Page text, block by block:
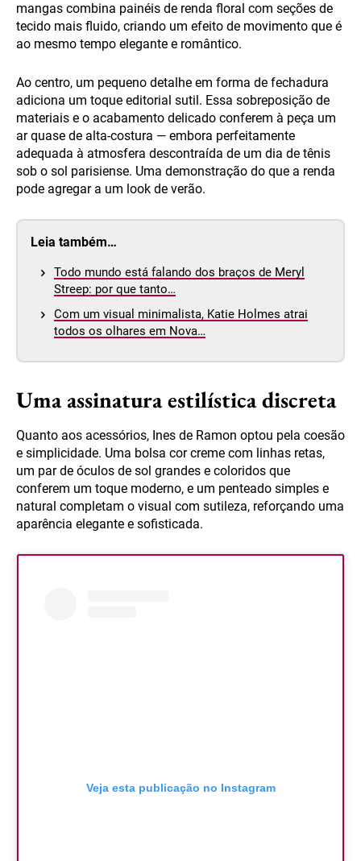
mangas combina painéis de renda floral com seções de
tecido mais fluido, criando um efeito de movimento que é
ao mesmo tempo elegante e romântico.
Ao centro, um pequeno detalhe em forma de fechadura
adiciona um toque editorial sutil. Essa sobreposição de
materiais e o acabamento delicado conferem à peça um
ar quase de alta-costura — embora perfeitamente
adequada à atmosfera descontraída de um dia de tênis
sob o sol parisiense. Uma demonstração do que a renda
pode agregar a um look de verão.
Leia também…
Todo mundo está falando dos braços de Meryl
Streep: por que tanto…
Com um visual minimalista, Katie Holmes atrai
todos os olhares em Nova…
Uma assinatura estilística discreta
Quanto aos acessórios, Ines de Ramon optou pela coesão
e simplicidade. Uma bolsa cor creme com linhas retas,
um par de óculos de sol grandes e coloridos que
conferem um toque moderno, e um penteado simples e
natural completam o visual com sutileza, reforçando uma
aparência elegante e sofisticada.
Veja esta publicação no Instagram